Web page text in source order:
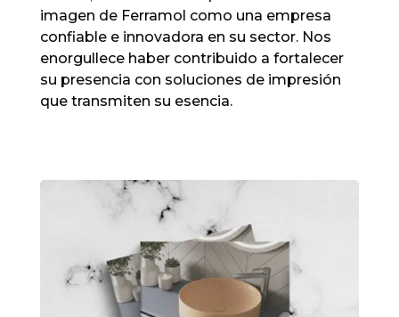
imagen de Ferramol como una empresa
confiable e innovadora en su sector. Nos
enorgullece haber contribuido a fortalecer
su presencia con soluciones de impresión
que transmiten su esencia.